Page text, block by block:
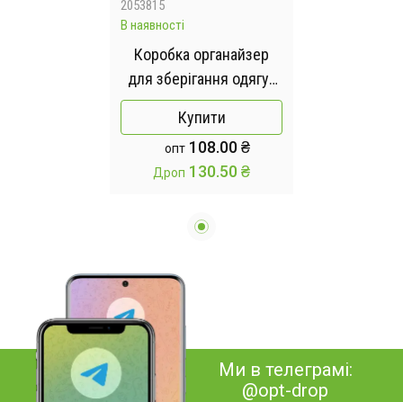
2053815
В наявності
Коробка органайзер
для зберігання одягу/
іграшок 36*25*20 см
Купити
опт 108.00 ₴
Дроп 130.50 ₴
Ми в телеграмі:
@opt-drop